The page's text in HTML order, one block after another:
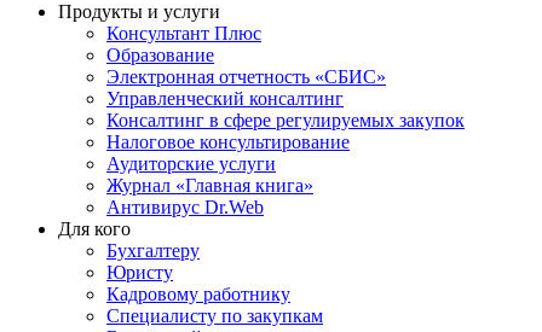
Продукты и услуги
Консультант Плюс
Образование
Электронная отчетность «СБИС»
Управленческий консалтинг
Консалтинг в сфере регулируемых закупок
Налоговое консультирование
Аудиторские услуги
Журнал «Главная книга»
Антивирус Dr.Web
Для кого
Бухгалтеру
Юристу
Кадровому работнику
Специалисту по закупкам